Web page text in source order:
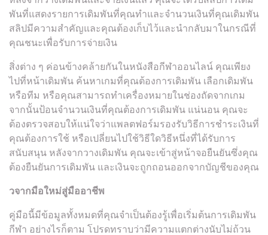
พันที่แสดงรายการเดิมพันที่คุณทำและจำนวนเงินที่คุณเดิมพัน
สลิปมีความสำคัญและคุณต้องเก็บไว้และนำกลับมาในกรณีที่
คุณชนะเพื่อรับการจ่ายเงิน
สิ่งต่าง ๆ ค่อนข้างคล้ายกันในหนังสือกีฬาออนไลน์ คุณเพียง
ไปที่หน้าเดิมพัน ค้นหาเกมที่คุณต้องการเดิมพัน เลือกเดิมพัน
หรือทีม หรือคุณสามารถทำเครื่องหมายในช่องถัดจากเกม
จากนั้นป้อนจำนวนเงินที่คุณต้องการเดิมพัน แน่นอน คุณจะ
ต้องตรวจสอบให้แน่ใจว่าแพลตฟอร์มรองรับวิธีการชำระเงินที่
คุณต้องการใช้ หรือเปลี่ยนไปใช้วิธีใดวิธีหนึ่งที่ได้รับการ
สนับสนุน หลังจากวางเดิมพัน คุณจะเข้าสู่หน้าจอยืนยันซึ่งคุณ
ต้องยืนยันการเดิมพัน และเงินจะถูกถอนออกจากบัญชีของคุณ
วจากมือใหม่สู่มืออาชีพ
คู่มือนี้มีข้อมูลทั้งหมดที่คุณจำเป็นต้องรู้เพื่อเริ่มต้นการเดิมพัน
กีฬา อย่างไรก็ตาม โปรดทราบว่ามีความแตกต่างนับไม่ถ้วน